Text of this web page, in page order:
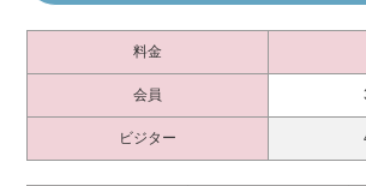
料金
会員
ビジター